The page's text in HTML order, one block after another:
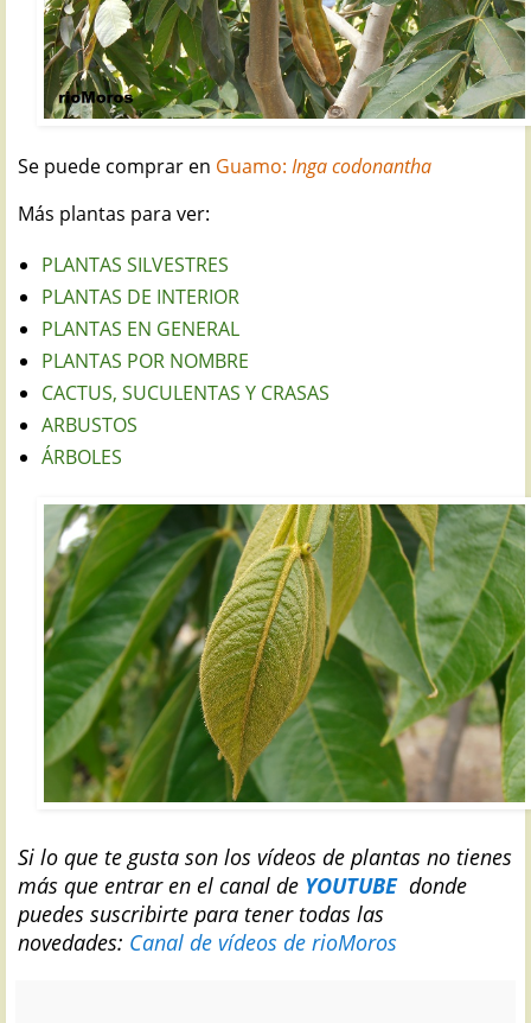
Se puede comprar en Guamo: Inga codonantha
Más plantas para ver:
PLANTAS SILVESTRES
PLANTAS DE INTERIOR
PLANTAS EN GENERAL
PLANTAS POR NOMBRE
CACTUS, SUCULENTAS Y CRASAS
ARBUSTOS
ÁRBOLES
Si lo que te gusta son los vídeos de plantas no tienes
más que entrar en el canal de YOUTUBEdonde
puedes suscribirte para tener todas las
novedades: Canal de vídeos de rioMoros